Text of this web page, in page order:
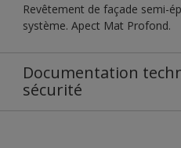
Revêtement de façade semi-
système. Apect Mat Profond.
Documentation
sécurité